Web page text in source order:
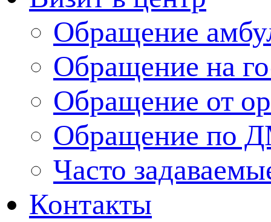
Обращение
Обращение на
Обращение от
Обращение по
Часто
Контакты